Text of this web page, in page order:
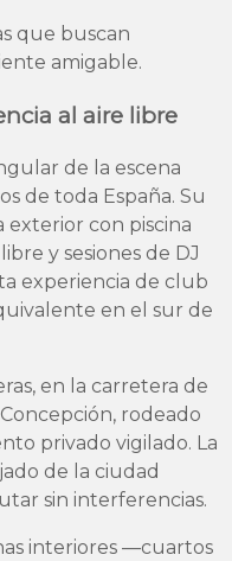
que buscan
amigable.
al aire libre
de la escena
de toda España. Su
exterior con piscina
y sesiones de DJ
experiencia de club
en el sur de
en la carretera de
rodeado
privado vigilado. La
de la ciudad
sin interferencias.
interiores —cuartos